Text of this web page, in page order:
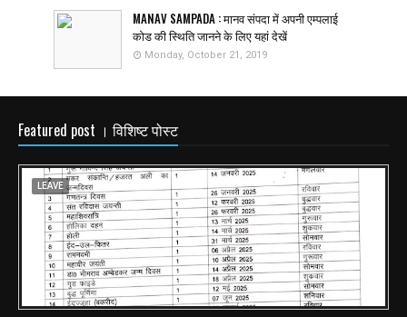
MANAV SAMPADA : मानव संपदा में अपनी एम्पलाई
कोड की स्थिति जानने के लिए यहां देखें
Monday, October 21, 2019
Featured post । विशिष्ट पोस्ट
LEAVE